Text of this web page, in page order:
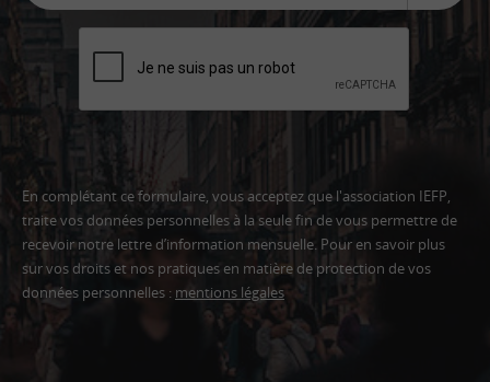
En complétant ce formulaire, vous acceptez que l'association IEFP,
traite vos données personnelles à la seule fin de vous permettre de
recevoir notre lettre d’information mensuelle. Pour en savoir plus
sur vos droits et nos pratiques en matière de protection de vos
données personnelles : mentions légales